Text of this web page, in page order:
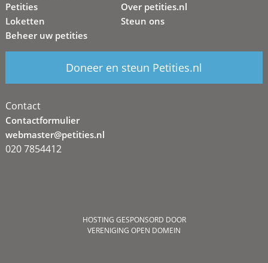
Petities
Loketten
Beheer uw petities
Over petities.nl
Steun ons
Doneer en steun Petities.nl
Contact
Contactformulier
webmaster@petities.nl
020 7854412
HOSTING GESPONSORD DOOR
VERENIGING OPEN DOMEIN